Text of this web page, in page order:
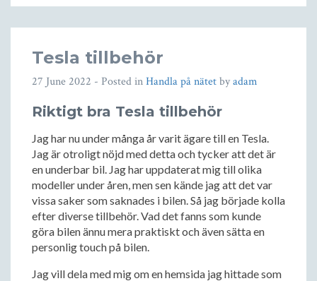
Tesla tillbehör
27 June 2022 - Posted inHandla på nätetbyadam
Riktigt bra Tesla tillbehör
Jag har nu under många år varit ägare till en Tesla.
Jag är otroligt nöjd med detta och tycker att det är
en underbar bil. Jag har uppdaterat mig till olika
modeller under åren, men sen kände jag att det var
vissa saker som saknades i bilen. Så jag började kolla
efter diverse tillbehör. Vad det fanns som kunde
göra bilen ännu mera praktiskt och även sätta en
personlig touch på bilen.
Jag vill dela med mig om en hemsida jag hittade som